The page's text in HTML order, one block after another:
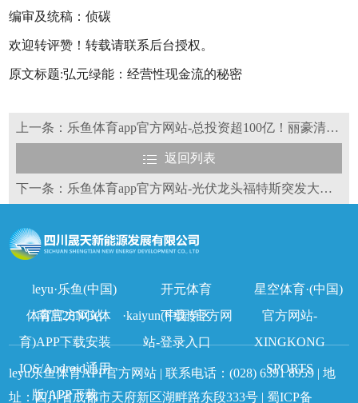
编审及统稿：侦碳
欢迎转评赞！转载请联系后台授权。
原文标题:弘元绿能：经营性现金流的秘密
上一条：乐鱼体育app官方网站-总投资超100亿！丽豪清能“杀”到非洲
返回列表
下一条：乐鱼体育app官方网站-光伏龙头福特斯突发大火？最新说明来了
leyu·乐鱼(中国)
体育官方网站
开元体育
·kaiyun(中国)官方网
站-登录入口
星空体育·(中国)
官方网站-
XINGKONG
SPORTS
南宫28NG(体
育)APP下载安装
IOS/Android通用
版/APP下载
下载专区
leyu乐鱼体育APP官方网站 | 联系电话：(028) 6391 8959 | 地
址：四川省成都市天府新区湖畔路东段333号 |蜀ICP备